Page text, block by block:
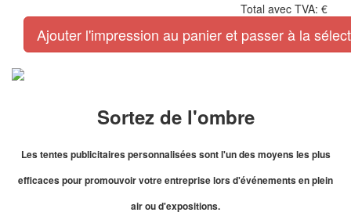
Total avec TVA: €
Ajouter l'impression au panier et passer à la
Sortez de l'ombre
Les tentes publicitaires personnalisées sont l'un des moyens les plus
efficaces pour promouvoir votre entreprise lors d'événements en plein
air ou d'expositions.